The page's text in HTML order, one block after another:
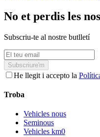
No et perdis les
Subscriu-te al nostre butlletí
Subscriure'm
He llegit i accepto la
Troba
Vehicles nous
Seminous
Vehicles km0